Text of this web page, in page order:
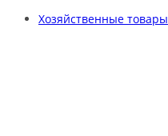
Хозяйственные товары